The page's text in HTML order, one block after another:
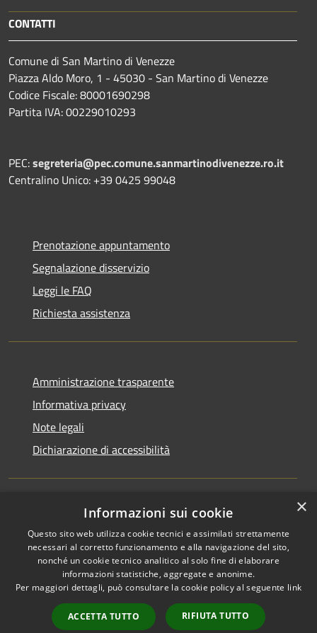
CONTATTI
Comune di San Martino di Venezze
Piazza Aldo Moro, 1 - 45030 - San Martino di Venezze
Codice Fiscale: 80001690298
Partita IVA: 00229010293
PEC:segreteria@pec.comune.sanmartinodivenezze.ro.it
Centralino Unico: +39 0425 99048
Prenotazione appuntamento
Segnalazione disservizio
Leggi le FAQ
Richiesta assistenza
Amministrazione trasparente
Informativa privacy
Note legali
Dichiarazione di accessibilità
Accessibilità
Privacy
Mappa del sito
Cloud Office
Portale dipendenti
Copyright © 2026 • Comune di
San Martino di Venezze •
Powered by Municipium•
Accesso redazione
×
Informazioni sui cookie
Questo sito web utilizza cookie tecnici e assimilati strettamente
necessari al corretto funzionamento e alla navigazione del sito,
nonché un cookie tecnico analitico al solo fine di elaborare
informazioni statistiche, aggregate e anonime.
Per maggiori dettagli, può consultare la cookie policy al seguente link
ACCETTA TUTTO RIFIUTA TUTTO